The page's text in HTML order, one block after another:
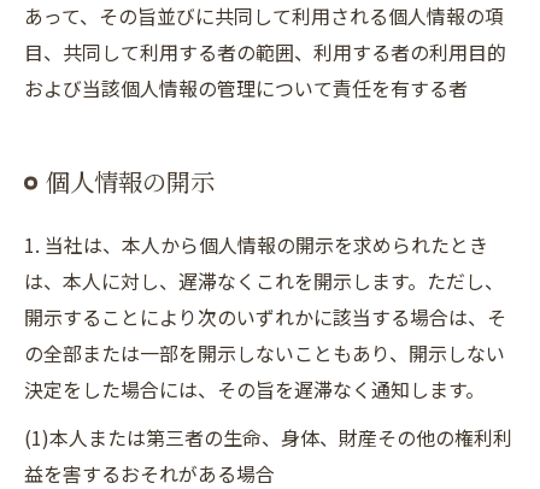
あって、その旨並びに共同して利用される個人情報の項
目、共同して利用する者の範囲、利用する者の利用目的
および当該個人情報の管理について責任を有する者
個人情報の開示
1. 当社は、本人から個人情報の開示を求められたとき
は、本人に対し、遅滞なくこれを開示します。ただし、
開示することにより次のいずれかに該当する場合は、そ
の全部または一部を開示しないこともあり、開示しない
決定をした場合には、その旨を遅滞なく通知します。
(1)本人または第三者の生命、身体、財産その他の権利利
益を害するおそれがある場合